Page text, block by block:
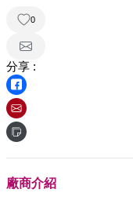
0
分享 :
廠商介紹